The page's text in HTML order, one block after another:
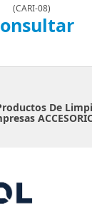
(CARI-08)
De